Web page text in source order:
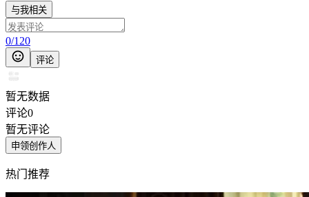
与我相关
0/120
评论
暂无数据
评论0
暂无评论
申领创作人
热门推荐